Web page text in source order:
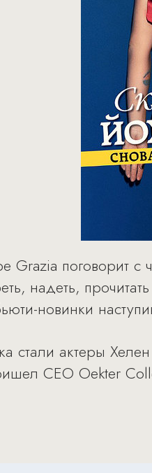
Grazia поговорит с
надеть,
новинки
стали актеры
CEO Oekter